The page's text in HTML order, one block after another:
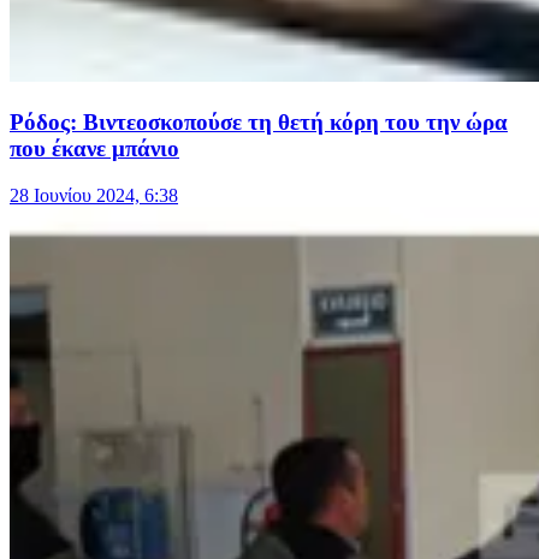
Ρόδος: Βιντεοσκοπούσε τη θετή κόρη του την ώρα
που έκανε μπάνιο
28 Ιουνίου 2024, 6:38